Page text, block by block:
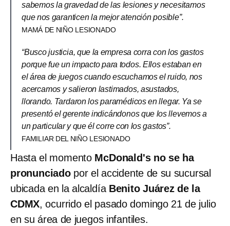
sabemos la gravedad de las lesiones y necesitamos
que nos garanticen la mejor atención posible”.
MAMÁ DE NIÑO LESIONADO
“Busco justicia, que la empresa corra con los gastos
porque fue un impacto para todos. Ellos estaban en
el área de juegos cuando escuchamos el ruido, nos
acercamos y salieron lastimados, asustados,
llorando. Tardaron los paramédicos en llegar. Ya se
presentó el gerente indicándonos que los llevemos a
un particular y que él corre con los gastos”.
FAMILIAR DEL NIÑO LESIONADO
Hasta el momento McDonald's no se ha
pronunciadopor el accidente de su sucursal
ubicada en la alcaldía Benito Juárez de la
CDMX, ocurrido el pasado domingo 21 de julio
en su área de juegos infantiles.